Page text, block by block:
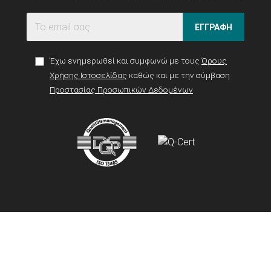
ΕΓΓΡΑΦΗ
Έχω ενημερωθεί και συμφωνώ με τους Όρους
Χρήσης Ιστοσελίδας καθώς και με την σύμβαση
Προστασίας Προσωπικών Δεδομένων